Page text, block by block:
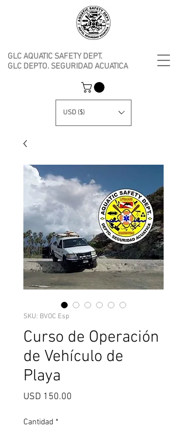
GLC AQUATIC SAFETY DEPT.
GLC DEPTO. SEGURIDAD ACUATICA
USD ($)
SKU: BVOC Esp
Curso de Operación
de Vehículo de
Playa
USD 150.00
Cantidad *